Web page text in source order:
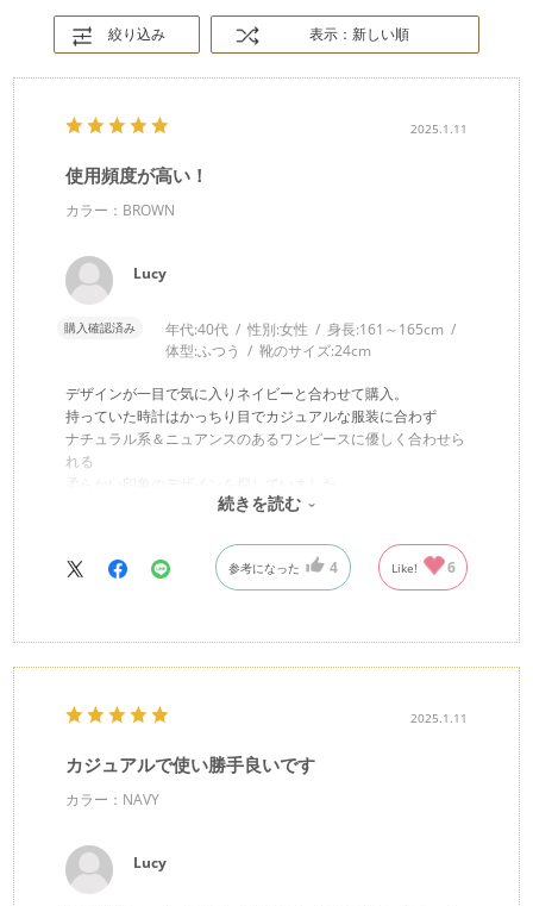
絞り込み 表示：新しい順
2025.1.11
使用頻度が高い！
カラー：BROWN
Lucy
購入確認済み 年代:40代 性別:女性 身長:161～165cm
体型:ふつう 靴のサイズ:24cm
デザインが一目で気に入りネイビーと合わせて購入。
持っていた時計はかっちり目でカジュアルな服装に合わず
ナチュラル系＆ニュアンスのあるワンピースに優しく合わせら
れる
シルバー系の時はネイビー。
悩んだらこちらの色が一番合わせやすいと思います。
続きを読む
参考になった 4 Like! 6
2025.1.11
カジュアルで使い勝手良いです
カラー：NAVY
Lucy